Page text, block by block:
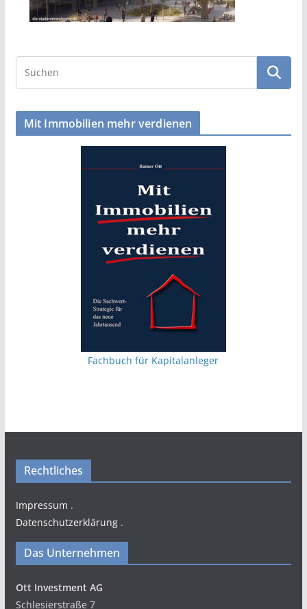
Mit Immobilien mehr verdienen
Fachbuch für Kapitalanleger
Rechtliches
Impressum .
Datenschutzerklärung.
Das Unternehmen
Ott Investment AG
Schlesierstraße 7